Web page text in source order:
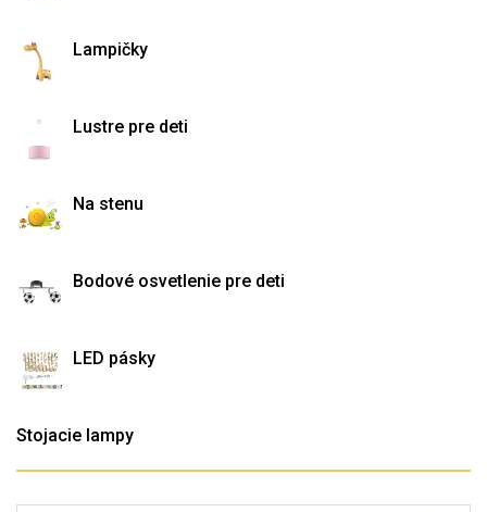
Lampičky
Lustre pre deti
Na stenu
Bodové osvetlenie pre deti
LED pásky
Stojacie lampy